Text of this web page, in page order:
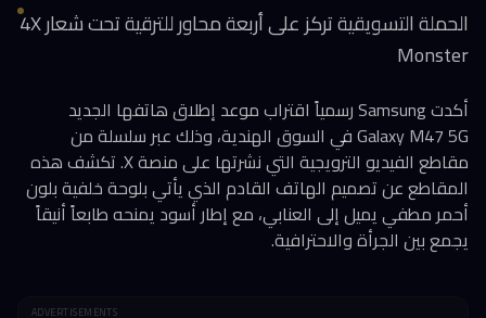
الحملة التسويقية تركز على أربعة محاور للترقية تحت شعار 4X
Monster
أكدت Samsung رسمياً اقتراب موعد إطلاق هاتفها الجديد
Galaxy M47 5G في السوق الهندية، وذلك عبر سلسلة من
مقاطع الفيديو الترويجية التي نشرتها على منصة X. تكشف هذه
المقاطع عن تصميم الهاتف القادم الذي يأتي بلوحة خلفية بلون
أحمر مطفي يميل إلى العنابي، مع إطار أسود يمنحه طابعاً أنيقاً
يجمع بين الجرأة والاحترافية.
ADVERTISEMENTS